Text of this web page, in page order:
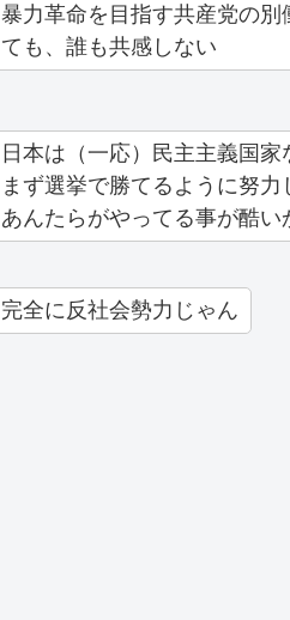
暴力革命を目指す共産党の
ても、誰も共感しない
日本は（一応）民主主義国家
まず選挙で勝てるように努力
あんたらがやってる事が酷
完全に反社会勢力じゃん